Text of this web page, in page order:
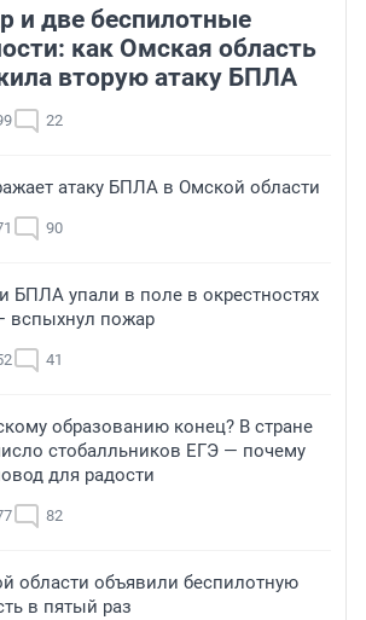
и две беспилотные
как Омская область
вторую атаку БПЛА
22
атаку БПЛА в Омской области
90
БПЛА упали в поле в окрестностях
вспыхнул пожар
41
образованию конец? В стране
стобалльников ЕГЭ — почему
для радости
82
области объявили беспилотную
в пятый раз